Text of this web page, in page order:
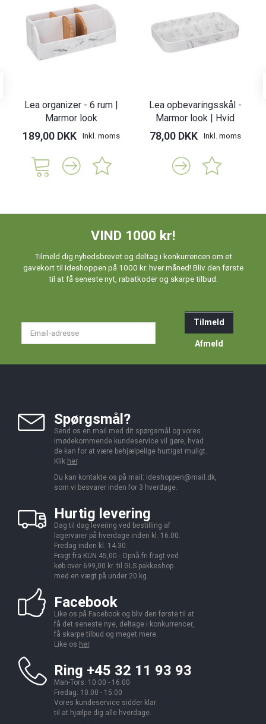
Lea organizer - 6 rum |
Marmor look
189,00 DKK Inkl. moms
Lea opbevaringsskål -
Marmor look | Hvid
78,00 DKK Inkl. moms
VIND 1000 kr!
Tilmeld dig nyhedsbrevet og deltag i konkurrencen om et
gavekort til Ideshoppen på 1000 kr. hver måned! Bliv den første
til at få seneste nyt, rabatkoder og skarpe tilbud.
Tilmeld
Afmeld
Spørgsmål?
Send os en mail med dit spørgsmål og vores
imødekommende kundeservice vil gøre, hvad
de kan for at være behjælpelige hurtigst muligt.
Klik her.
Du kan kontakte os på mail: ideshoppen@mail.dk,
som vi besvarer inden for 3 hverdage.
Hurtig levering
Dag til dag levering ved bestilling af
lagervarer på hverdage inden kl. 16.00.
Fredag inden kl. 14.30.
Fragt fra KUN 45,00 - Opnå fri fragt ved
køb over 699,00 kr. til GLS pakkeshop
med en vægt på under 20 kg.
Facebook
Like os på Facebook og bliv den første til at
få det seneste nye, deltage i konkurrencer,
få skarpe tilbud og meget mere.
Like os her.
Ring +45 32 11 93 93
Man-Tors: 10.00 - 16.00
Fredag: 10.00 - 15.00
Vores kundeservice sidder klar
til at hjælpe dig alle hverdage.